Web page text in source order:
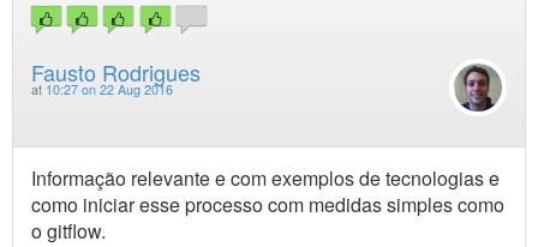
Fausto Rodrigues
at 10:27 on 22 Aug 2016
Informação relevante e com exemplos de tecnologias e
como iniciar esse processo com medidas simples como
o gitflow.